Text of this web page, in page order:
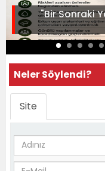
"Bir Sonraki
Neler Söylendi?
Site